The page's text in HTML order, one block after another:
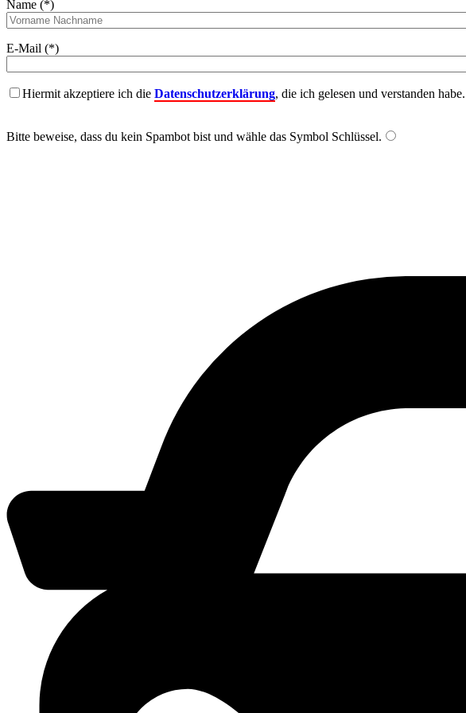
Name (*)
E-Mail (*)
Hiermit akzeptiere ich die Datenschutzerklärung, die ich gelesen und verstanden habe.
Bitte beweise, dass du kein Spambot bist und wähle das Symbol Schlüssel.